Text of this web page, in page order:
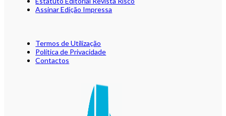
Assinar Edição Impressa
Termos de Utilização
Política de Privacidade
Contactos